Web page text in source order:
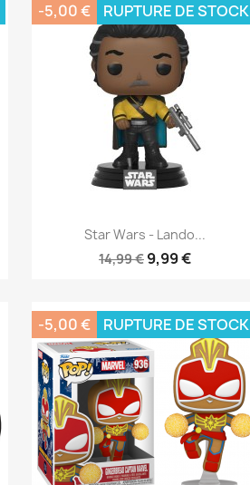
Star Wars - Lando...
14,99 € 9,99 €
-5,00 € RUPTURE DE STOCK
Aperçu rapide
-5,00 € RUPTURE DE STOCK